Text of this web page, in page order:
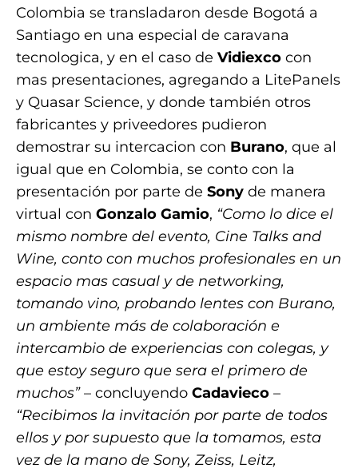
Colombia se transladaron desde Bogotá a
Santiago en una especial de caravana
tecnologica, y en el caso de Vidiexco con
mas presentaciones, agregando a LitePanels
y Quasar Science, y donde también otros
fabricantes y priveedores pudieron
demostrar su intercacion con Burano, que al
igual que en Colombia, se conto con la
presentación por parte de Sony de manera
virtual con Gonzalo Gamio, “Como lo dice el
mismo nombre del evento, Cine Talks and
Wine, conto con muchos profesionales en un
espacio mas casual y de networking,
tomando vino, probando lentes con Burano,
un ambiente más de colaboración e
intercambio de experiencias con colegas, y
que estoy seguro que sera el primero de
muchos”– concluyendo Cadavieco –
“Recibimos la invitación por parte de todos
ellos y por supuesto que la tomamos, esta
vez de la mano de Sony, Zeiss, Leitz,